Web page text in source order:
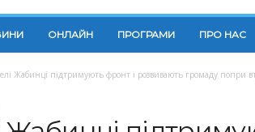
ОНЛАЙН ПРОГРАМИ ПРО НАС
Жабинці підтримують фронт і розвивають громаду попри